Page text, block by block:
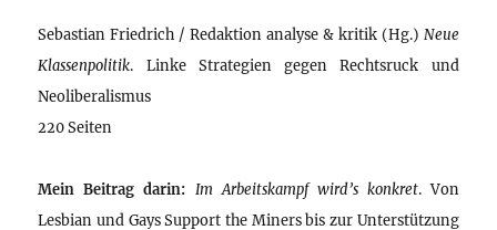
Sebastian Friedrich / Redaktion analyse & kritik (Hg.) Neue
Klassenpolitik. Linke Strategien gegen Rechtsruck und
Neoliberalismus
220 Seiten
Mein Beitrag darin: Im Arbeitskampf wird’s konkret. Von
Lesbian und Gays Support the Miners bis zur Unterstützung